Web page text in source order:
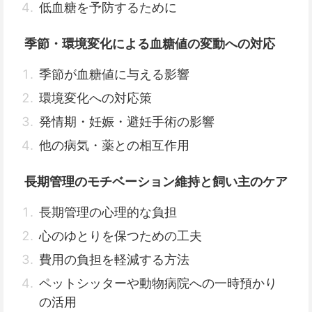
低血糖を予防するために
季節・環境変化による血糖値の変動への対応
季節が血糖値に与える影響
環境変化への対応策
発情期・妊娠・避妊手術の影響
他の病気・薬との相互作用
長期管理のモチベーション維持と飼い主のケア
長期管理の心理的な負担
心のゆとりを保つための工夫
費用の負担を軽減する方法
ペットシッターや動物病院への一時預かり
の活用